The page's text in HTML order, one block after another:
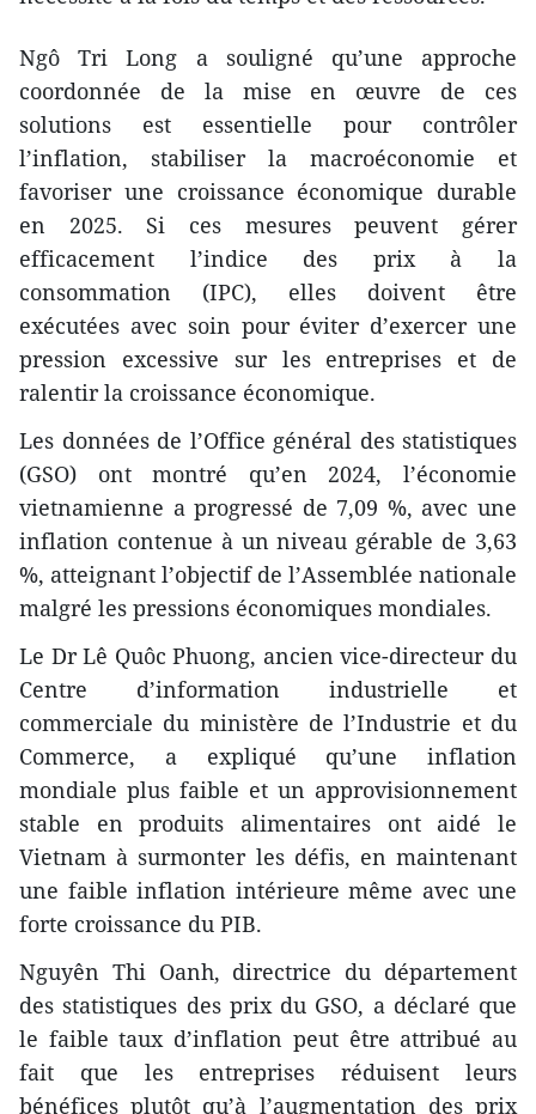
Ngô Tri Long a souligné qu’une approche
coordonnée de la mise en œuvre de ces
solutions est essentielle pour contrôler
l’inflation, stabiliser la macroéconomie et
favoriser une croissance économique durable
en 2025. Si ces mesures peuvent gérer
efficacement l’indice des prix à la
consommation (IPC), elles doivent être
exécutées avec soin pour éviter d’exercer une
pression excessive sur les entreprises et de
ralentir la croissance économique.
Les données de l’Office général des statistiques
(GSO) ont montré qu’en 2024, l’économie
vietnamienne a progressé de 7,09 %, avec une
inflation contenue à un niveau gérable de 3,63
%, atteignant l’objectif de l’Assemblée nationale
malgré les pressions économiques mondiales.
Le Dr Lê Quôc Phuong, ancien vice-directeur du
Centre d’information industrielle et
commerciale du ministère de l’Industrie et du
Commerce, a expliqué qu’une inflation
mondiale plus faible et un approvisionnement
stable en produits alimentaires ont aidé le
Vietnam à surmonter les défis, en maintenant
une faible inflation intérieure même avec une
forte croissance du PIB.
Nguyên Thi Oanh, directrice du département
des statistiques des prix du GSO, a déclaré que
le faible taux d’inflation peut être attribué au
fait que les entreprises réduisent leurs
bénéfices plutôt qu’à l’augmentation des prix